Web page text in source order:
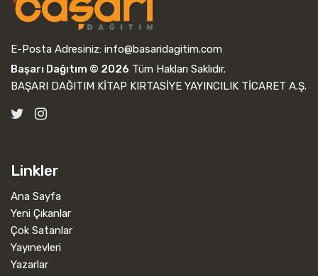
E-Posta Adresiniz: info@basaridagitim.com
Başarı Dağıtım © 2026 Tüm Hakları Saklıdır.
BAŞARI DAĞITIM KİTAP KIRTASİYE YAYINCILIK TİCARET A.Ş.
Linkler
Ana Sayfa
Yeni Çıkanlar
Çok Satanlar
Yayınevleri
Yazarlar